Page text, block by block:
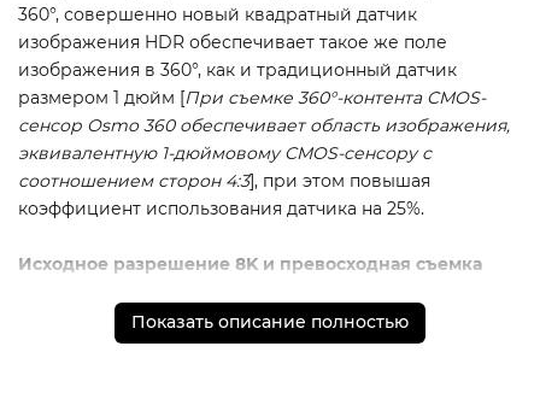
360°, совершенно новый квадратный датчик
изображения HDR обеспечивает такое же поле
изображения в 360°, как и традиционный датчик
размером 1 дюйм [При съемке 360°-контента CMOS-
сенсор Osmo 360 обеспечивает область изображения,
эквивалентную 1-дюймовому CMOS-сенсору с
соотношением сторон 4:3], при этом повышая
коэффициент использования датчика на 25%.
Исходное разрешение 8K и превосходная съемка
Первая камера DJI, которая предлагает собственное
видео 8K 360° с большими пикселями 2,4 мкм. 13,5
Показать описание полностью